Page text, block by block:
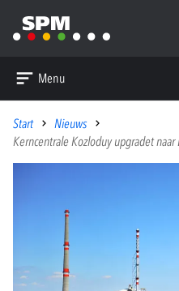
Menu
Start
Nieuws
Kerncentrale Kozloduy upgradet